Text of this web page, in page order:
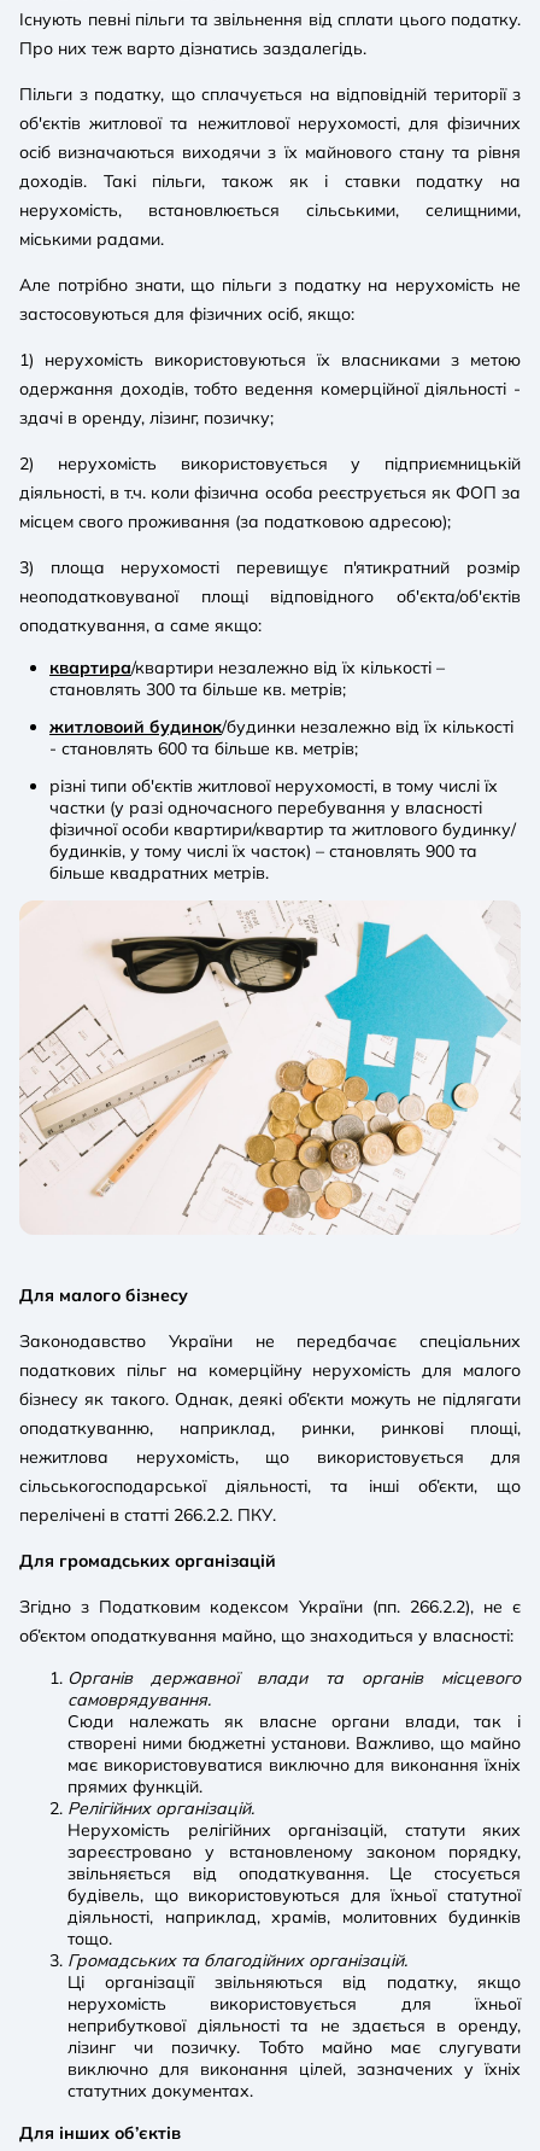
Існують певні пільги та звільнення від сплати цього податку.
Про них теж варто дізнатись заздалегідь.
Пільги з податку, що сплачується на відповідній території з
об'єктів житлової та нежитлової нерухомості, для фізичних
осіб визначаються виходячи з їх майнового стану та рівня
доходів. Такі пільги, також як і ставки податку на
нерухомість, встановлюється сільськими, селищними,
міськими радами.
Але потрібно знати, що пільги з податку на нерухомість не
застосовуються для фізичних осіб, якщо:
1) нерухомість використовуються їх власниками з метою
одержання доходів, тобто ведення комерційної діяльності -
здачі в оренду, лізинг, позичку;
2) нерухомість використовується у підприємницькій
діяльності, в т.ч. коли фізична особа реєструється як ФОП за
місцем свого проживання (за податковою адресою);
3) площа нерухомості перевищує п'ятикратний розмір
неоподатковуваної площі відповідного об'єкта/об'єктів
оподаткування, а саме якщо:
квартира/квартири незалежно від їх кількості –
становлять 300 та більше кв. метрів;
житловоий будинок/будинки незалежно від їх кількості
- становлять 600 та більше кв. метрів;
різні типи об'єктів житлової нерухомості, в тому числі їх
частки (у разі одночасного перебування у власності
фізичної особи квартири/квартир та житлового будинку/
будинків, у тому числі їх часток) – становлять 900 та
більше квадратних метрів.
Для малого бізнесу
Законодавство України не передбачає спеціальних
податкових пільг на комерційну нерухомість для малого
бізнесу як такого. Однак, деякі об’єкти можуть не підлягати
оподаткуванню, наприклад, ринки, ринкові площі,
нежитлова нерухомість, що використовується для
сільськогосподарської діяльності, та інші об’єкти, що
перелічені в статті 266.2.2. ПКУ.
Для громадських організацій
Згідно з Податковим кодексом України (пп. 266.2.2), не є
об’єктом оподаткування майно, що знаходиться у власності:
Органів державної влади та органів місцевого
самоврядування.
Сюди належать як власне органи влади, так і
створені ними бюджетні установи. Важливо, що майно
має використовуватися виключно для виконання їхніх
прямих функцій.
Релігійних організацій.
Нерухомість релігійних організацій, статути яких
зареєстровано у встановленому законом порядку,
звільняється від оподаткування. Це стосується
будівель, що використовуються для їхньої статутної
діяльності, наприклад, храмів, молитовних будинків
тощо.
Громадських та благодійних організацій.
Ці організації звільняються від податку, якщо
нерухомість використовується для їхньої
неприбуткової діяльності та не здається в оренду,
лізинг чи позичку. Тобто майно має слугувати
виключно для виконання цілей, зазначених у їхніх
статутних документах.
Для інших об’єктів